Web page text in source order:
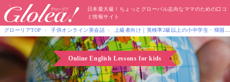
日本最大級！ちょっとグローバル志向なママのための口コ
ミ情報サイト
グローリアTOP 子供オンライン英会話 上級者向け｜英検準2級以上の小中学生・帰国子女に人気
Online English Lessons for kids